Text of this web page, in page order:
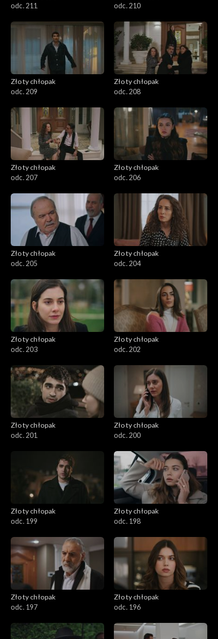
odc. 211
odc. 210
Złoty chłopak
odc. 209
Złoty chłopak
odc. 208
Złoty chłopak
odc. 207
Złoty chłopak
odc. 206
Złoty chłopak
odc. 205
Złoty chłopak
odc. 204
Złoty chłopak
odc. 203
Złoty chłopak
odc. 202
Złoty chłopak
odc. 201
Złoty chłopak
odc. 200
Złoty chłopak
odc. 199
Złoty chłopak
odc. 198
Złoty chłopak
odc. 197
Złoty chłopak
odc. 196